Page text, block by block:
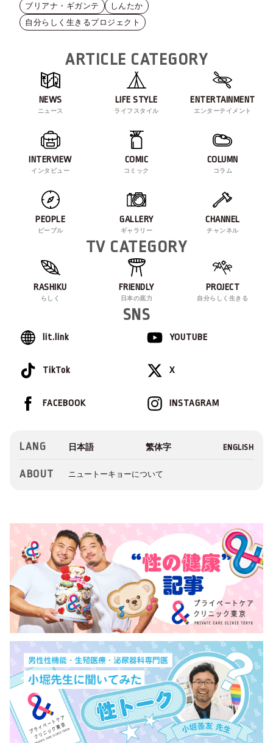
ブリアナ・ギガンテ
しんたか
自分らしく生きるプロジェクト
ARTICLE CATEGORY
NEWS
ニュース
LIFE STYLE
ライフスタイル
ENTERTAINMENT
エンターテイメント
INTERVIEW
インタビュー
COMIC
コミック
COLUMN
コラム
PEOPLE
ピープル
GALLERY
ギャラリー
CHANNEL
チャンネル
TV CATEGORY
RASHIKU
らしく
FRIENDLY
日本の底力
PROJECT
自分らしく生きる
SNS
lit.link YOUTUBE
TikTok X
INSTAGRAM
FACEBOOK
LANG
ABOUT ニュートーキョーについて